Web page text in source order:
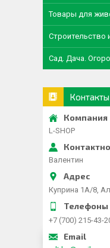
Товары для
Строительство
Сад. Дача.
Контакты
L-SHOP
Валентин
Куприна 1A/8,
+7 (700) 215-43-